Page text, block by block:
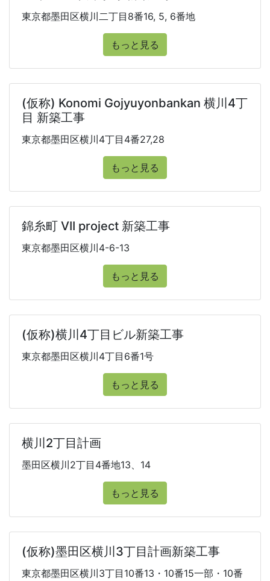
東京都墨田区横川二丁目8番16, 5, 6番地
もっと見る
(仮称) Konomi Gojyuyonbankan 横川4丁
目 新築工事
東京都墨田区横川4丁目4番27,28
もっと見る
錦糸町 VII project 新築工事
東京都墨田区横川4-6-13
もっと見る
(仮称)横川4丁目ビル新築工事
東京都墨田区横川4丁目6番1号
もっと見る
横川2丁目計画
墨田区横川2丁目4番地13、14
もっと見る
(仮称)墨田区横川3丁目計画新築工事
東京都墨田区横川3丁目10番13・10番15一部・10番